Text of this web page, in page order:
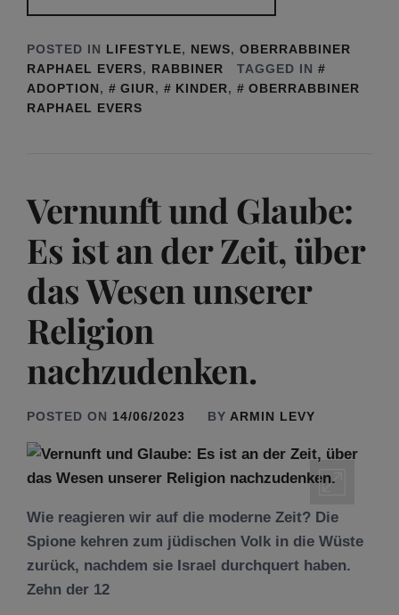
POSTED IN LIFESTYLE, NEWS, OBERRABBINER
RAPHAEL EVERS, RABBINER
TAGGED IN
ADOPTION, GIUR, KINDER,
OBERRABBINER
RAPHAEL EVERS
Vernunft und Glaube:
Es ist an der Zeit, über
das Wesen unserer
Religion
nachzudenken.
POSTED ON 14/06/2023 BY ARMIN LEVY
Wie reagieren wir auf die moderne Zeit? Die
Spione kehren zum jüdischen Volk in die Wüste
zurück, nachdem sie Israel durchquert haben.
Zehn der 12